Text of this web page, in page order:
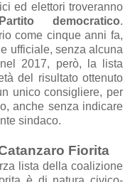
ed elettori troveranno
Partito democratico.
come cinque anni fa,
ufficiale, senza alcuna
2017, però, la lista
del risultato ottenuto
unico consigliere, per
anche senza indicare
sindaco.
Fiorita
lista della coalizione